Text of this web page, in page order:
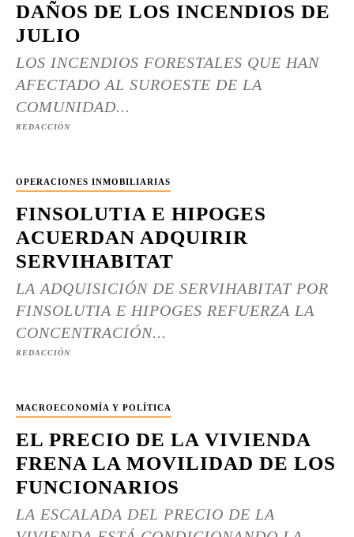
DAÑOS DE LOS INCENDIOS DE
JULIO
LOS INCENDIOS FORESTALES QUE HAN
AFECTADO AL SUROESTE DE LA
COMUNIDAD...
REDACCIÓN
OPERACIONES INMOBILIARIAS
FINSOLUTIA E HIPOGES
ACUERDAN ADQUIRIR
SERVIHABITAT
LA ADQUISICIÓN DE SERVIHABITAT POR
FINSOLUTIA E HIPOGES REFUERZA LA
CONCENTRACIÓN...
REDACCIÓN
MACROECONOMÍA Y POLÍTICA
EL PRECIO DE LA VIVIENDA
FRENA LA MOVILIDAD DE LOS
FUNCIONARIOS
LA ESCALADA DEL PRECIO DE LA